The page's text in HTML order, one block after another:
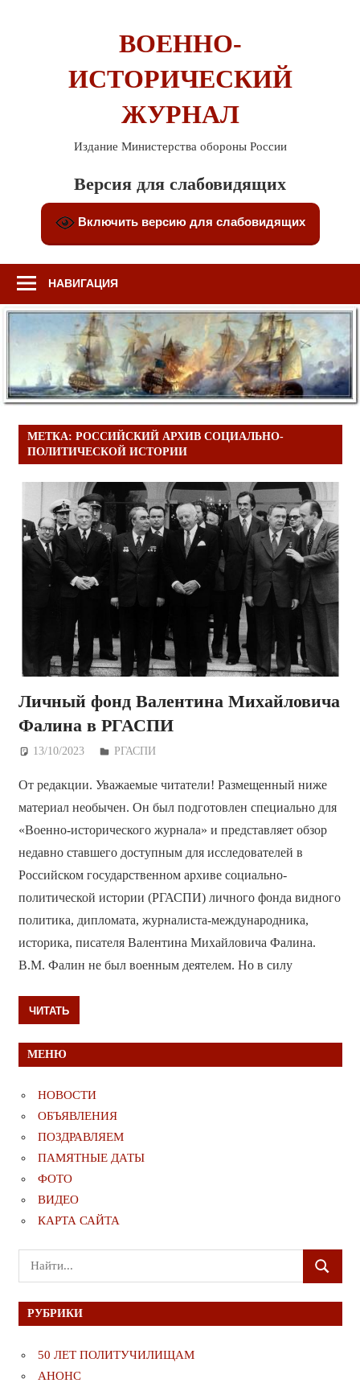
ВОЕННО-
ИСТОРИЧЕСКИЙ
ЖУРНАЛ
Издание Министерства обороны России
Версия для слабовидящих
Включить версию для слабовидящих
НАВИГАЦИЯ
МЕТКА: РОССИЙСКИЙ АРХИВ СОЦИАЛЬНО-
ПОЛИТИЧЕСКОЙ ИСТОРИИ
Личный фонд Валентина Михайловича
Фалина в РГАСПИ
13/10/2023 Дежурный по Редакции
РГАСПИ
От редакции. Уважаемые читатели! Размещенный ниже
материал необычен. Он был подготовлен специально для
«Военно-исторического журнала» и представляет обзор
недавно ставшего доступным для исследователей в
Российском государственном архиве социально-
политической истории (РГАСПИ) личного фонда видного
политика, дипломата, журналиста-международника,
историка, писателя Валентина Михайловича Фалина.
В.М. Фалин не был военным деятелем. Но в силу
ЧИТАТЬ
МЕНЮ
НОВОСТИ
ОБЪЯВЛЕНИЯ
ПОЗДРАВЛЯЕМ
ПАМЯТНЫЕ ДАТЫ
ФОТО
ВИДЕО
КАРТА САЙТА
Поиск
для:
ПОИСК
РУБРИКИ
50 ЛЕТ ПОЛИТУЧИЛИЩАМ
АНОНС